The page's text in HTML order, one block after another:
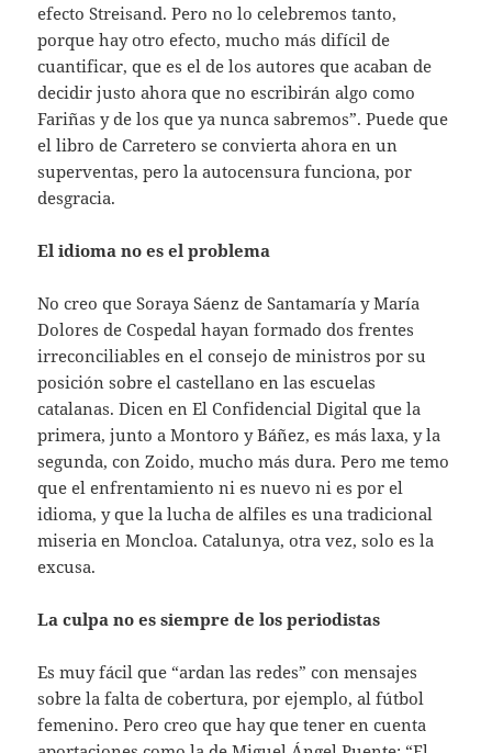
efecto Streisand. Pero no lo celebremos tanto,
porque hay otro efecto, mucho más difícil de
cuantificar, que es el de los autores que acaban de
decidir justo ahora que no escribirán algo como
Fariñas y de los que ya nunca sabremos”. Puede que
el libro de Carretero se convierta ahora en un
superventas, pero la autocensura funciona, por
desgracia.
El idioma no es el problema
No creo que Soraya Sáenz de Santamaría y María
Dolores de Cospedal hayan formado dos frentes
irreconciliables en el consejo de ministros por su
posición sobre el castellano en las escuelas
catalanas. Dicen en El Confidencial Digital que la
primera, junto a Montoro y Báñez, es más laxa, y la
segunda, con Zoido, mucho más dura. Pero me temo
que el enfrentamiento ni es nuevo ni es por el
idioma, y que la lucha de alfiles es una tradicional
miseria en Moncloa. Catalunya, otra vez, solo es la
excusa.
La culpa no es siempre de los periodistas
Es muy fácil que “ardan las redes” con mensajes
sobre la falta de cobertura, por ejemplo, al fútbol
femenino. Pero creo que hay que tener en cuenta